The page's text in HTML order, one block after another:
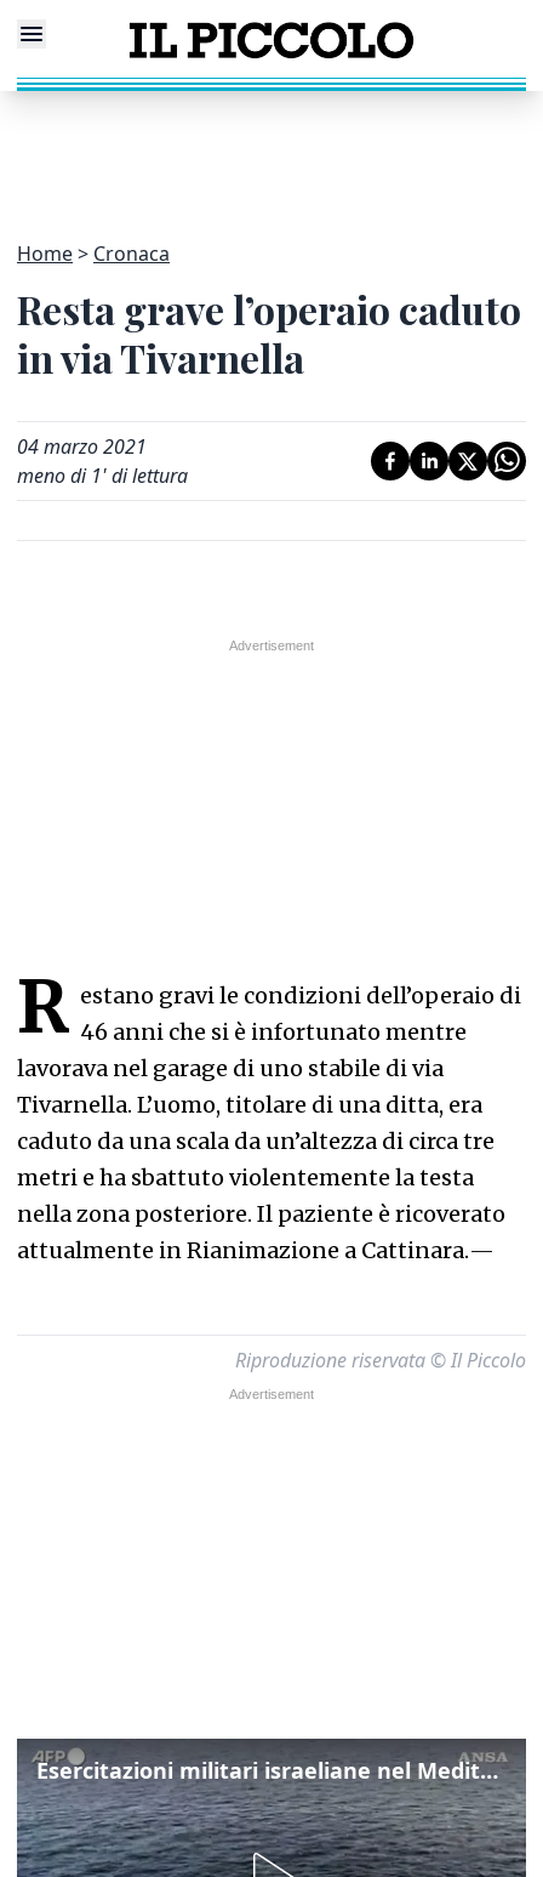
Home Cronaca
Resta grave l’operaio caduto
in via Tivarnella
04 marzo 2021
meno di 1' di lettura
R estano gravi le condizioni dell’operaio di
46 anni che si è infortunato mentre
lavorava nel garage di uno stabile di via
Tivarnella. L’uomo, titolare di una ditta, era
caduto da una scala da un’altezza di circa tre
metri e ha sbattuto violentemente la testa
nella zona posteriore. Il paziente è ricoverato
attualmente in Rianimazione a Cattinara.—
Riproduzione riservata © Il Piccolo
Esercitazioni militari israeliane nel Mediterraneo e nel Mar Rosso